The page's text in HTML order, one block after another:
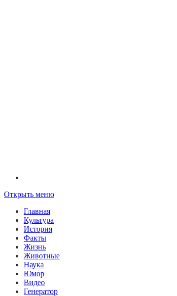
Открыть меню
Главная
Культура
История
Факты
Жизнь
Животные
Наука
Юмор
Видео
Генератор